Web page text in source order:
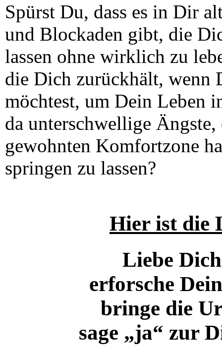
Spürst Du, dass es in Dir
und Blockaden gibt, die
lassen ohne wirklich zu
die Dich zurückhält, wenn
möchtest, um Dein Leben
da unterschwellige
gewohnten Komfortzone
springen zu lassen?
Hier ist die
Liebe
erforsche
bringe die
sage „ja“ zur